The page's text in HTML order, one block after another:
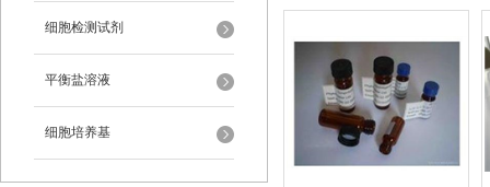
细胞检测试剂
平衡盐溶液
细胞培养基